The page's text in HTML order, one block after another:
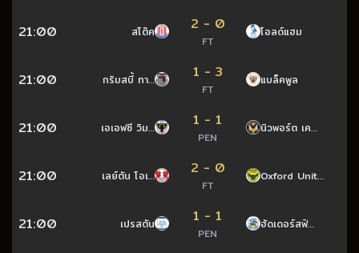
21:00 สโต๊ค 2 - 0
FT
โอลด์แฮม
21:00 กริมสบี้ ทา… 1 - 3
FT
แบล็คพูล
21:00 เอเอฟซี วิม… 1 - 1
PEN
นิวพอร์ต เค…
21:00 เลย์ตัน โอเ… 2 - 0
FT
Oxford Unit…
21:00 เปรสตัน 1 - 1
PEN
ฮัดเดอร์สฟิ…